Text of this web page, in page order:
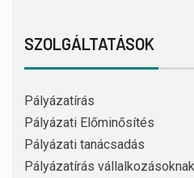
SZOLGÁLTATÁSOK
Pályázatírás
Pályázati Előminősítés
Pályázati tanácsadás
Pályázatírás vállalkozásoknak